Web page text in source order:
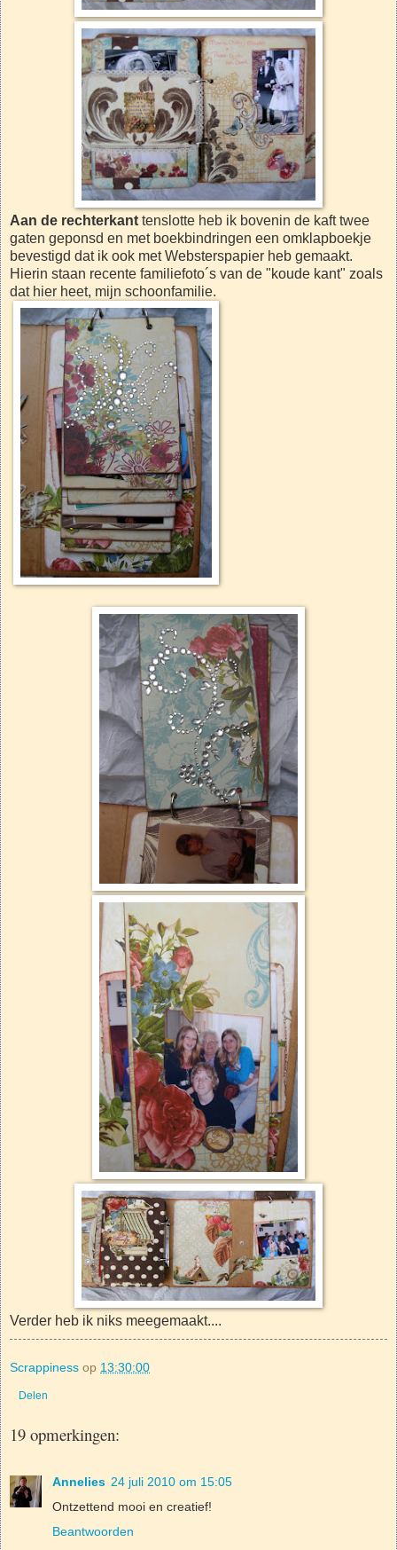
Aan de rechterkant tenslotte heb ik bovenin de kaft twee
gaten geponsd en met boekbindringen een omklapboekje
bevestigd dat ik ook met Websterspapier heb gemaakt.
Hierin staan recente familiefoto´s van de "koude kant" zoals
dat hier heet, mijn schoonfamilie.
Verder heb ik niks meegemaakt....
Scrappiness op 13:30:00
Delen
19 opmerkingen:
Annelies 24 juli 2010 om 15:05
Ontzettend mooi en creatief!
Beantwoorden